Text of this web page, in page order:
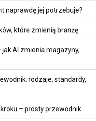
naprawdę jej potrzebuje?
które zmienią branżę
AI zmienia magazyny,
rodzaje, standardy,
– prosty przewodnik